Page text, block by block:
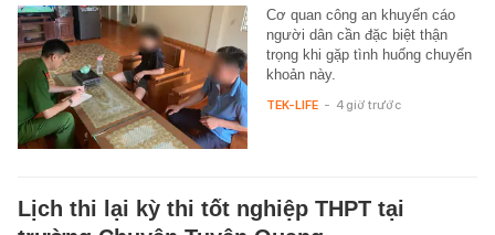
Cơ quan công an khuyến cáo
người dân cần đặc biệt thận
trọng khi gặp tình huống chuyển
khoản này.
TEK-LIFE - 4 giờ trước
Lịch thi lại kỳ thi tốt nghiệp THPT tại